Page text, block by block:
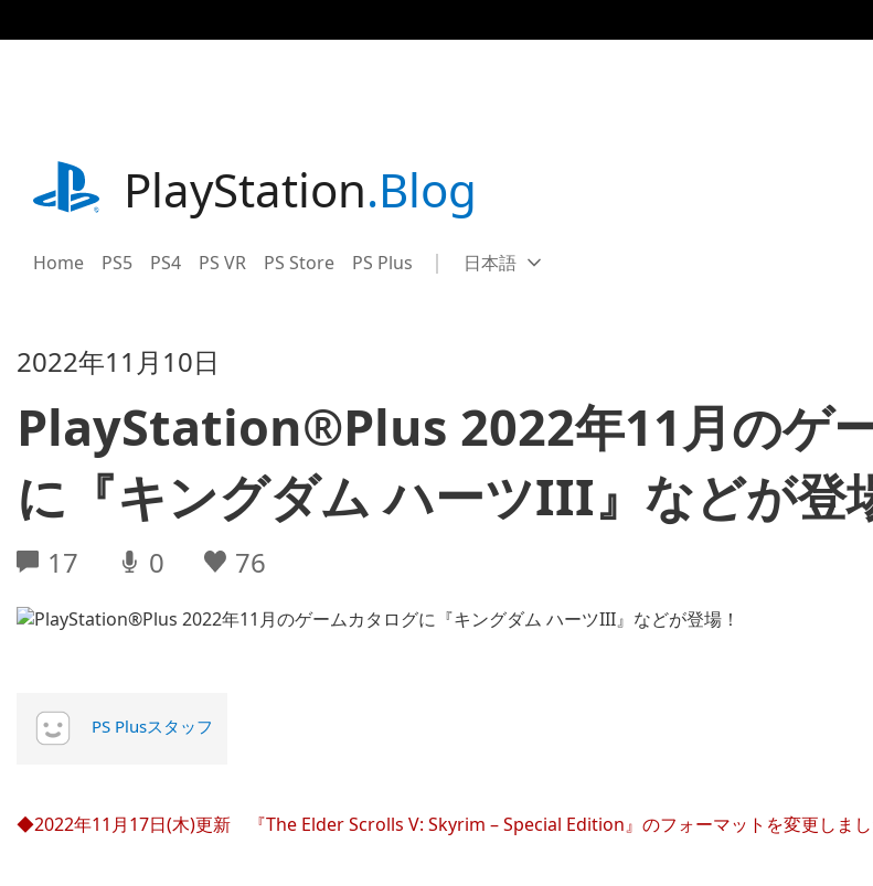
事
playstation.comPlayStation.Blog
Home PS5 PS4 PS VR PS Store PS Plus Select
Current
日本語
2022年11月10日
PlayStation®Plus 2022年11月のゲ
に『キングダム ハーツIII』などが登
17 0 76
PS Plusスタッフ
◆2022年11月17日(木)更新 『The Elder Scrolls V: Skyrim – Special Edition』のフォーマットを変更しまし